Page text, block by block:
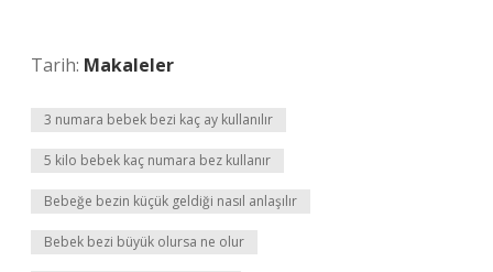
Tarih: Makaleler
3 numara bebek bezi kaç ay kullanılır
5 kilo bebek kaç numara bez kullanır
Bebeğe bezin küçük geldiği nasıl anlaşılır
Bebek bezi büyük olursa ne olur